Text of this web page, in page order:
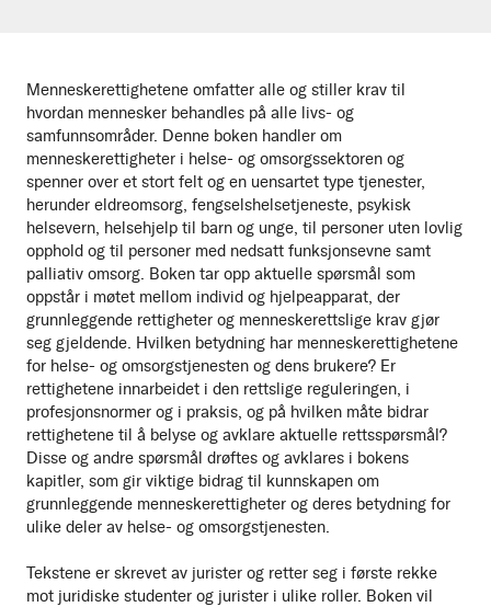
Menneskerettighetene omfatter alle og stiller krav til
hvordan mennesker behandles på alle livs- og
samfunnsområder. Denne boken handler om
menneskerettigheter i helse- og omsorgssektoren og
spenner over et stort felt og en uensartet type tjenester,
herunder eldreomsorg, fengselshelsetjeneste, psykisk
helsevern, helsehjelp til barn og unge, til personer uten lovlig
opphold og til personer med nedsatt funksjonsevne samt
palliativ omsorg. Boken tar opp aktuelle spørsmål som
oppstår i møtet mellom individ og hjelpeapparat, der
grunnleggende rettigheter og menneskerettslige krav gjør
seg gjeldende. Hvilken betydning har menneskerettighetene
for helse- og omsorgstjenesten og dens brukere? Er
rettighetene innarbeidet i den rettslige reguleringen, i
profesjonsnormer og i praksis, og på hvilken måte bidrar
rettighetene til å belyse og avklare aktuelle rettsspørsmål?
Disse og andre spørsmål drøftes og avklares i bokens
kapitler, som gir viktige bidrag til kunnskapen om
grunnleggende menneskerettigheter og deres betydning for
ulike deler av helse- og omsorgstjenesten.
Tekstene er skrevet av jurister og retter seg i første rekke
mot juridiske studenter og jurister i ulike roller. Boken vil